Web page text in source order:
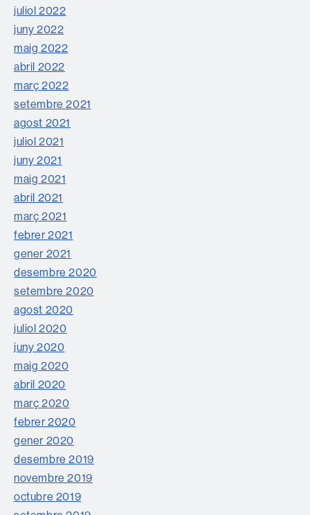
juliol 2022
juny 2022
maig 2022
abril 2022
març 2022
setembre 2021
agost 2021
juliol 2021
juny 2021
maig 2021
abril 2021
març 2021
febrer 2021
gener 2021
desembre 2020
setembre 2020
agost 2020
juliol 2020
juny 2020
maig 2020
abril 2020
març 2020
febrer 2020
gener 2020
desembre 2019
novembre 2019
octubre 2019